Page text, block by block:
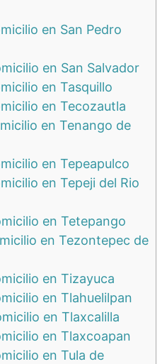
en San Pedro
en San Salvador
en Tasquillo
en Tecozautla
en Tenango de
en Tepeapulco
en Tepeji del Rio
en Tetepango
en Tezontepec de
en Tizayuca
en Tlahuelilpan
en Tlaxcalilla
en Tlaxcoapan
en Tula de